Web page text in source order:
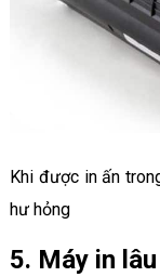
Khi được in ấn
hư hỏng
5. Máy in